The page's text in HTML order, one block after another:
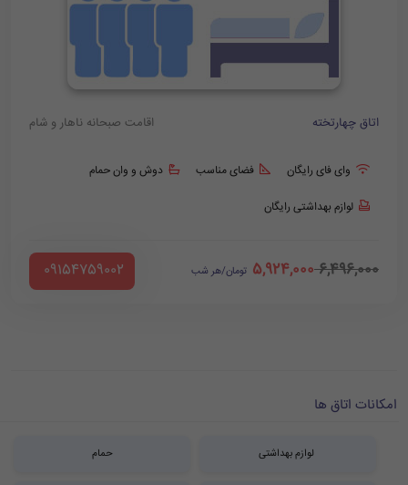
اتاق چهارتخته اقامت صبحانه ناهار و شام
وای فای رایگان فضای مناسب دوش و وان حمام
لوازم بهداشتی رایگان
6,496,000
5,924,000 تومان/هر شب ‪ 09154759002
امکانات اتاق ها
لوازم بهداشتی حمام